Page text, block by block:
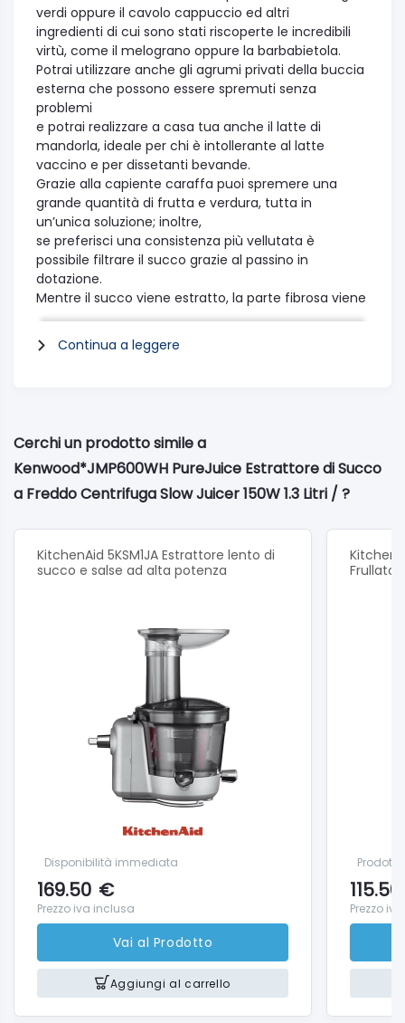
verdi oppure il cavolo cappuccio ed altri
ingredienti di cui sono stati riscoperte le incredibili
virtù, come il melograno oppure la barbabietola.
Potrai utilizzare anche gli agrumi privati della buccia
esterna che possono essere spremuti senza
problemi
e potrai realizzare a casa tua anche il latte di
mandorla, ideale per chi è intollerante al latte
vaccino e per dissetanti bevande.
Grazie alla capiente caraffa puoi spremere una
grande quantità di frutta e verdura, tutta in
un’unica soluzione; inoltre,
se preferisci una consistenza più vellutata è
possibile filtrare il succo grazie al passino in
dotazione.
Mentre il succo viene estratto, la parte fibrosa viene
raccolta nell’apposito contenitore e può essere
impiegata per insaporire dolci torte per la colazione
o brownies, polpette o gustose zuppe.
Dimensioni (cm):19.0 x 15.0 x 41.0
Garanzia:Sì
Peso:4.48kg
Continua a leggere
Cerchi un prodotto simile a
Kenwood*JMP600WH PureJuice Estrattore di Succo
a Freddo Centrifuga Slow Juicer 150W 1.3 Litri / ?
KitchenAid 5KSM1JA Estrattore lento di
succo e salse ad alta potenza
Disponibilità immediata
169.50 €
Prezzo iva inclusa
Vai al Prodotto
Aggiungi al carrello
115.50
Prezzo